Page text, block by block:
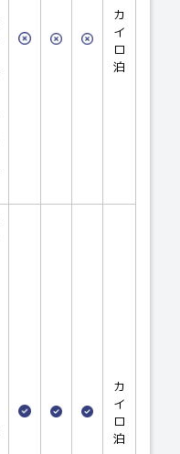
カ
イ
ロ
泊
カ
イ
ロ
泊